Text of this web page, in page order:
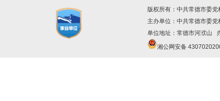
版权所有：中共常德市委
主办单位：中共常德市
单位地址：常德市河洑山
湘公网安备